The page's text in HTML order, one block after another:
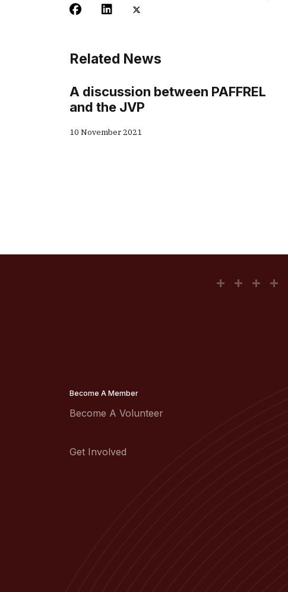
Related News
A discussion between PAFFREL
and the JVP
10 November 2021
Become A Member
Become A Volunteer
Get Involved